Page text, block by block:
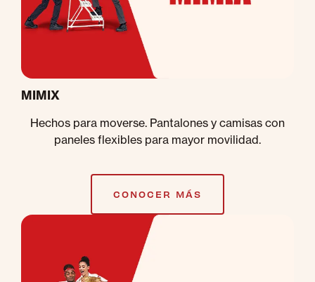
MIMIX
Hechos para moverse. Pantalones y camisas con
paneles flexibles para mayor movilidad.
CONOCER MÁS